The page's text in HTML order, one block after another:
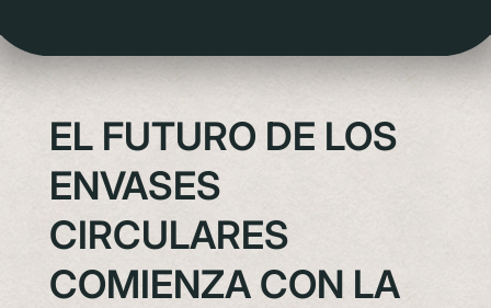
EL FUTURO DE LOS
ENVASES
CIRCULARES
COMIENZA CON LA